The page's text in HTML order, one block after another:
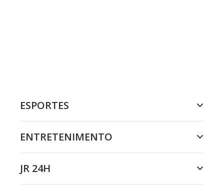
ESPORTES
ENTRETENIMENTO
JR 24H